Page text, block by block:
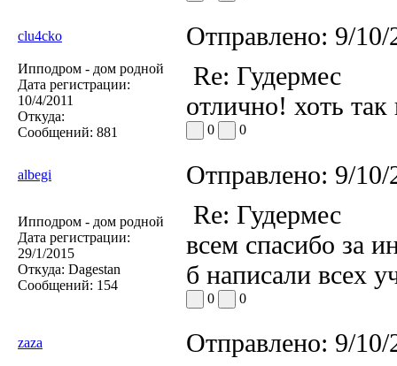
clu4cko Отправлено: 9/
Ипподром - дом родной
Дата регистрации:
10/4/2011
Откуда:
Сообщений: 881
Re: Гудермес
отлично! хоть
0 0
albegi Отправлено: 9/
Ипподром - дом родной
Дата регистрации:
29/1/2015
Откуда: Dagestan
Сообщений: 154
Re: Гудермес
всем спасибо за
б написали всех
0 0
zaza Отправлено: 9/